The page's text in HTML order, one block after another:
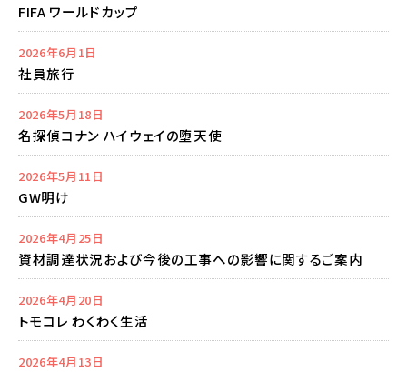
FIFA ワールドカップ
2026年6月1日
社員旅行
2026年5月18日
名探偵コナン ハイウェイの堕天使
2026年5月11日
GW明け
2026年4月25日
資材調達状況および今後の工事への影響に関するご案内
2026年4月20日
トモコレ わくわく生活
2026年4月13日